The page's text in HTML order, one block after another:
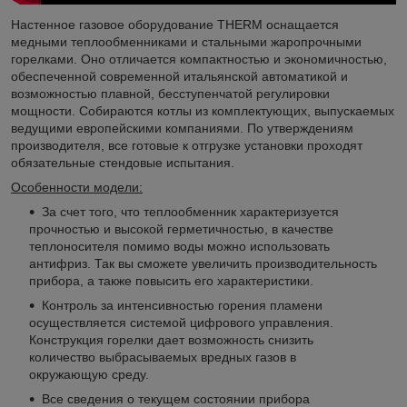
Настенное газовое оборудование THERM оснащается
медными теплообменниками и стальными жаропрочными
горелками. Оно отличается компактностью и экономичностью,
обеспеченной современной итальянской автоматикой и
возможностью плавной, бесступенчатой регулировки
мощности. Собираются котлы из комплектующих, выпускаемых
ведущими европейскими компаниями. По утверждениям
производителя, все готовые к отгрузке установки проходят
обязательные стендовые испытания.
Особенности модели:
За счет того, что теплообменник характеризуется
прочностью и высокой герметичностью, в качестве
теплоносителя помимо воды можно использовать
антифриз. Так вы сможете увеличить производительность
прибора, а также повысить его характеристики.
Контроль за интенсивностью горения пламени
осуществляется системой цифрового управления.
Конструкция горелки дает возможность снизить
количество выбрасываемых вредных газов в
окружающую среду.
Все сведения о текущем состоянии прибора